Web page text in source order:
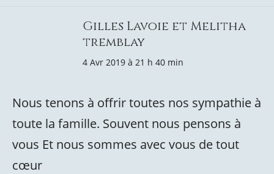
Gilles Lavoie et Melitha
tremblay
4 Avr 2019 à 21 h 40 min
Nous tenons à offrir toutes nos sympathie à
toute la famille. Souvent nous pensons à
vous Et nous sommes avec vous de tout
cœur